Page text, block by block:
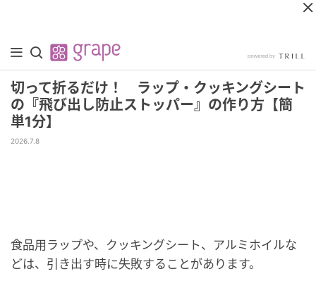
切って折るだけ！ ラップ・クッキングシート
の『飛び出し防止ストッパー』の作り方【簡
単1分】
2026.7.8
食品用ラップや、クッキングシート、アルミホイルな
どは、引き出す時に失敗することがあります。